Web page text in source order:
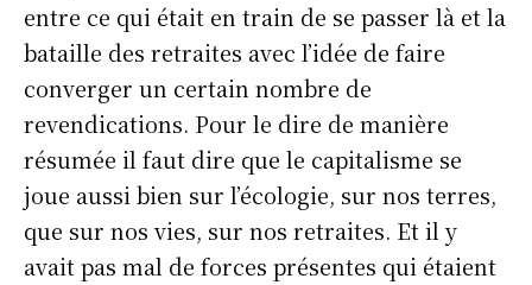
entre ce qui était en train de se passer là et la
bataille des retraites avec l’idée de faire
converger un certain nombre de
revendications. Pour le dire de manière
résumée il faut dire que le capitalisme se
joue aussi bien sur l’écologie, sur nos terres,
que sur nos vies, sur nos retraites. Et il y
avait pas mal de forces présentes qui étaient